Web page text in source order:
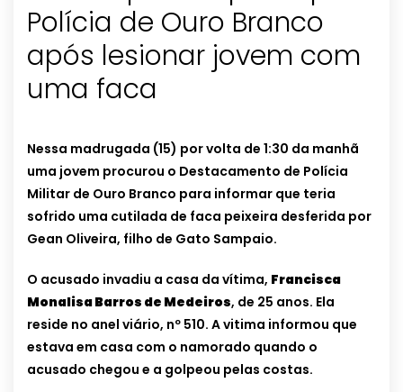
Polícia de Ouro Branco
após lesionar jovem com
uma faca
Nessa madrugada (15) por volta de 1:30 da manhã
uma jovem procurou o Destacamento de Polícia
Militar de Ouro Branco para informar que teria
sofrido uma cutilada de faca peixeira desferida por
Gean Oliveira, filho de Gato Sampaio.
O acusado invadiu a casa da vítima, Francisca
Monalisa Barros de Medeiros, de 25 anos. Ela
reside no anel viário, nº 510. A vitima informou que
estava em casa com o namorado quando o
acusado chegou e a golpeou pelas costas.